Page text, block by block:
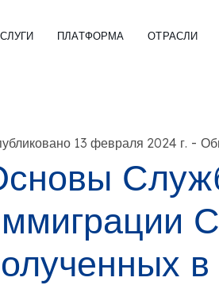
ПЛАТФОРМА ОТРАСЛИ
13 февраля 2024 г. -